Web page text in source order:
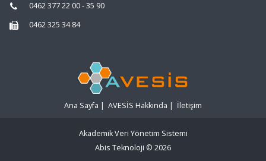
0462 377 22 00 - 35 90
0462 325 34 84
Ana Sayfa | AVESİS Hakkında | İletişim
Akademik Veri Yönetim Sistemi
Abis Teknoloji © 2026